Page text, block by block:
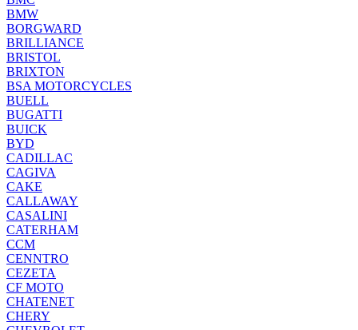
BMW
BORGWARD
BRILLIANCE
BRISTOL
BRIXTON
BSA MOTORCYCLES
BUELL
BUGATTI
BUICK
BYD
CADILLAC
CAGIVA
CAKE
CALLAWAY
CASALINI
CATERHAM
CCM
CENNTRO
CEZETA
CF MOTO
CHATENET
CHERY